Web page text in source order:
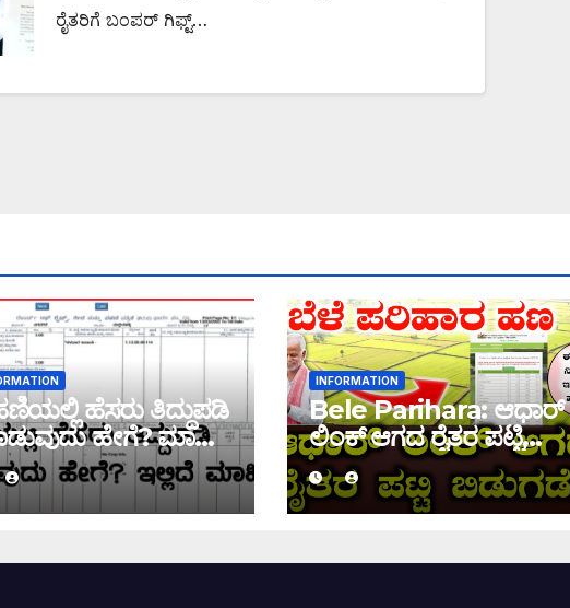
ರೈತರಿಗೆ ಬಂಪರ್ ಗಿಫ್ಟ್…
ಹೆಸರು ತಿದ್ದುಪಡಿ
ಹೇಗೆ? ಮಾಹಿತಿ
INFORMATION
Bele Parihara: ಆಧಾರ್
ಲಿಂಕ್ ಆಗದ ರೈತರ ಪಟ್ಟಿ
ಬಿಡುಗಡೆ! ಈ ಪಟ್ಟಿಯಲ್ಲಿ ನಿಮ್ಮ
ಹೆಸರು ಇದ್ದರೆ ನಿಮಗೆ ಹಣ
ಜಮಾ ಆಗಲ್ಲ !